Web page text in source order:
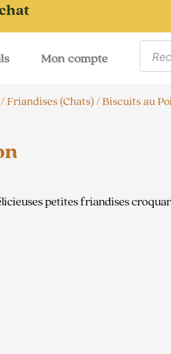
Mon compte
/Friandises (Chats)/ Biscuits au
petites friandises